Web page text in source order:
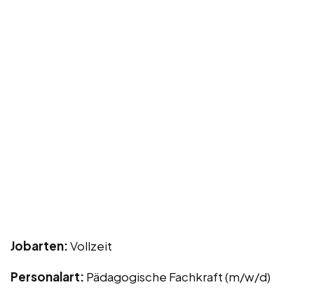
Jobarten:Vollzeit
Personalart: Pädagogische Fachkraft (m/w/d)